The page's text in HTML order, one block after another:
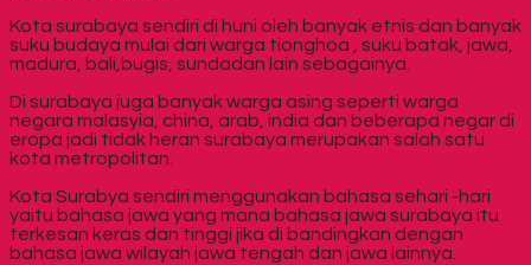
Kota surabaya sendiri di huni oleh banyak etnis dan banyak
suku budaya mulai dari warga tionghoa , suku batak, jawa,
madura, bali,bugis, sundadan lain sebagainya.
Di surabaya juga banyak warga asing seperti warga
negara malasyia, china, arab, india dan beberapa negar di
eropa jadi tidak heran surabaya merupakan salah satu
kota metropolitan.
Kota Surabya sendiri menggunakan bahasa sehari -hari
yaitu bahasa jawa yang mana bahasa jawa surabaya itu
terkesan keras dan tinggi jika di bandingkan dengan
bahasa jawa wilayah jawa tengah dan jawa lainnya.